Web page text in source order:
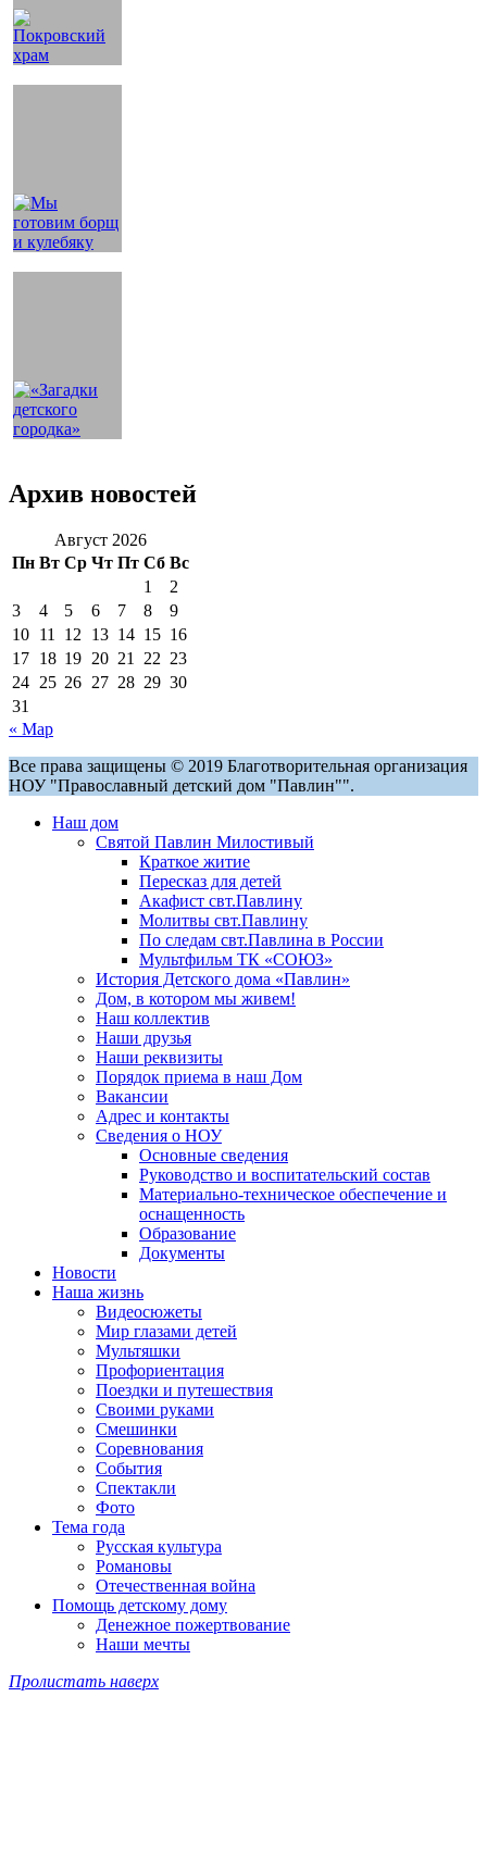
Архив новостей
Август 2026
Пн Вт Ср Чт Пт Сб Вс
1
2
3
4 5 6 7 8
9
10 11 12 13 14 15 16
17 18 19 20 21 22 23
24 25 26 27 28 29 30
31
« Мар
Все права защищены © 2019 Благотворительная организация
НОУ "Православный детский дом "Павлин"".
Наш дом
Святой Павлин Милостивый
Краткое житие
Пересказ для детей
Акафист свт.Павлину
Молитвы свт.Павлину
По следам свт.Павлина в России
Мультфильм ТК «СОЮЗ»
История Детского дома «Павлин»
Дом, в котором мы живем!
Наш коллектив
Наши друзья
Наши реквизиты
Порядок приема в наш Дом
Вакансии
Адрес и контакты
Сведения о НОУ
Основные сведения
Руководство и воспитательский состав
Материально-техническое обеспечение и
оснащенность
Образование
Документы
Новости
Наша жизнь
Видеосюжеты
Мир глазами детей
Мультяшки
Профориентация
Поездки и путешествия
Своими руками
Смешинки
Соревнования
События
Спектакли
Фото
Тема года
Русская культура
Романовы
Отечественная война
Помощь детскому дому
Денежное пожертвование
Наши мечты
Пролистать наверх